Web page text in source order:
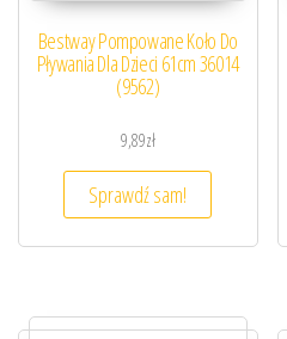
Bestway Pompowane Koło Do
Pływania Dla Dzieci 61cm 36014
(9562)
9,89zł
Sprawdź sam!